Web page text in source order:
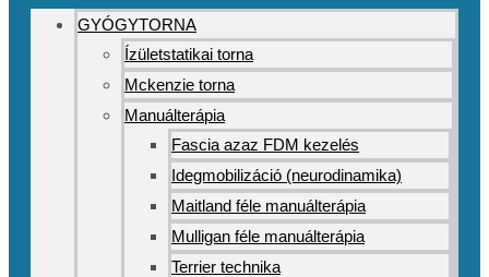
GYÓGYTORNA
Ízületstatikai torna
Mckenzie torna
Manuálterápia
Fascia azaz FDM kezelés
Idegmobilizáció (neurodinamika)
Maitland féle manuálterápia
Mulligan féle manuálterápia
Terrier technika